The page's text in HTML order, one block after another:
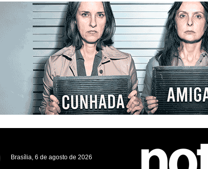
Brasília, 6 de agosto de 2026